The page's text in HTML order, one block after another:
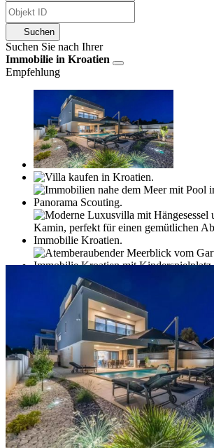
Suchen
Suchen Sie nach Ihrer
Immobilie in Kroatien
Empfehlung